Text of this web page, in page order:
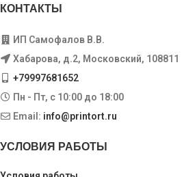
КОНТАКТЫ
ИП Самофалов В.В.
Хабарова, д.2, Московский, 108811
+79997681652
Пн - Пт, с 10:00 до 18:00
Email: info@printort.ru
УСЛОВИЯ РАБОТЫ